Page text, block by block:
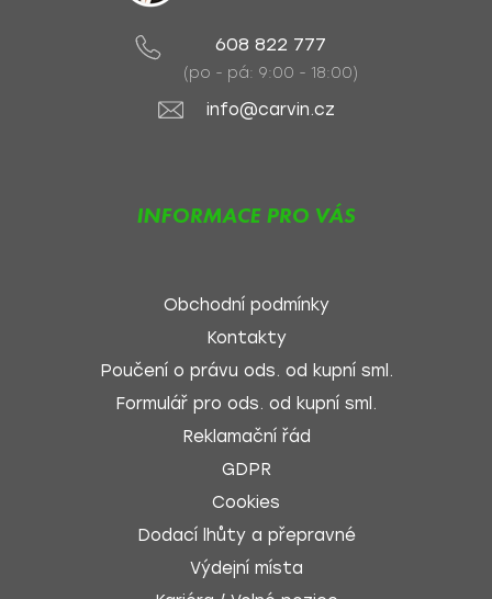
608 822 777
(po - pá: 9:00 - 18:00)
info@carvin.cz
INFORMACE PRO VÁS
Obchodní podmínky
Kontakty
Poučení o právu ods. od kupní sml.
Formulář pro ods. od kupní sml.
Reklamační řád
GDPR
Cookies
Dodací lhůty a přepravné
Výdejní místa